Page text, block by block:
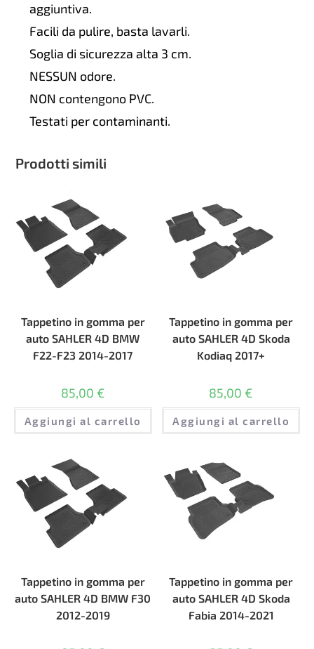
aggiuntiva.
Facili da pulire, basta lavarli.
Soglia di sicurezza alta 3 cm.
NESSUN odore.
NON contengono PVC.
Testati per contaminanti.
Prodotti simili
Tappetino in gomma per
auto SAHLER 4D BMW
F22-F23 2014-2017
85,00 €
Aggiungi al carrello
Tappetino in gomma per
auto SAHLER 4D Skoda
Kodiaq 2017+
85,00 €
Aggiungi al carrello
Tappetino in gomma per
auto SAHLER 4D BMW F30
2012-2019
Tappetino in gomma per
auto SAHLER 4D Skoda
Fabia 2014-2021